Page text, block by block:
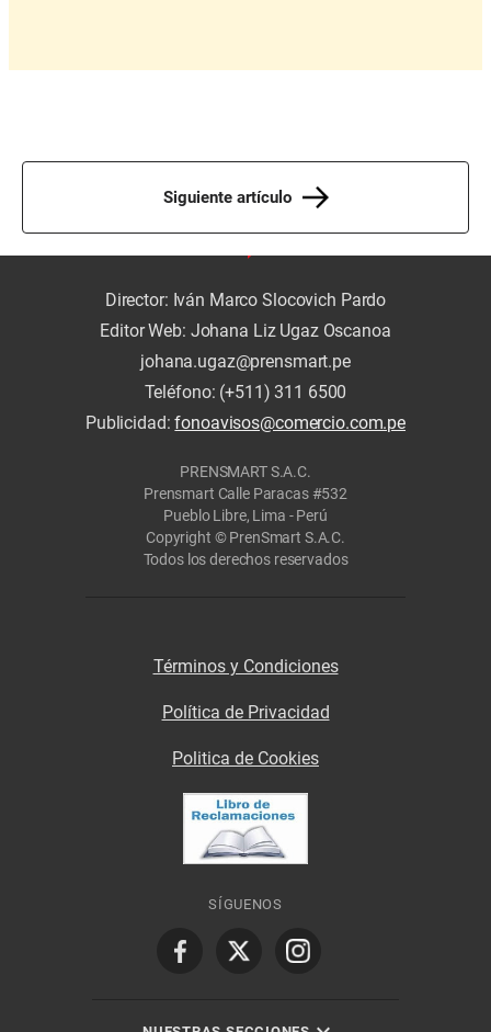
Siguiente artículo
Director: Iván Marco Slocovich Pardo
Editor Web: Johana Liz Ugaz Oscanoa
johana.ugaz@prensmart.pe
Teléfono: (+511) 311 6500
Publicidad:fonoavisos@comercio.com.pe
PRENSMART S.A.C.
Prensmart Calle Paracas #532
Pueblo Libre, Lima - Perú
Copyright © PrenSmart S.A.C.
Todos los derechos reservados
Términos y Condiciones
Política de Privacidad
Politica de Cookies
SÍGUENOS